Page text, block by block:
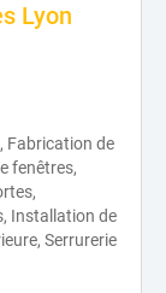
Lyon
Fabrication de
fenêtres,
Installation de
Serrurerie